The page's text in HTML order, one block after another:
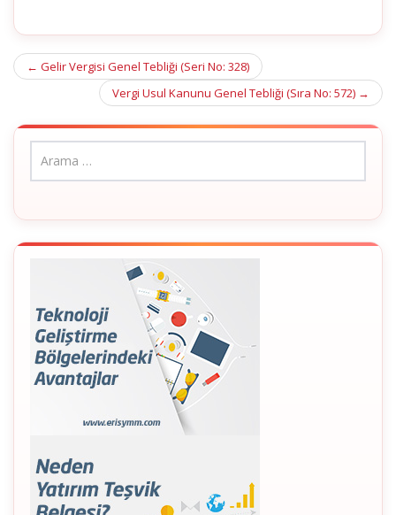
Post
navigation
← Gelir Vergisi Genel Tebliği (Seri No: 328)
Vergi Usul Kanunu Genel Tebliği (Sıra No: 572) →